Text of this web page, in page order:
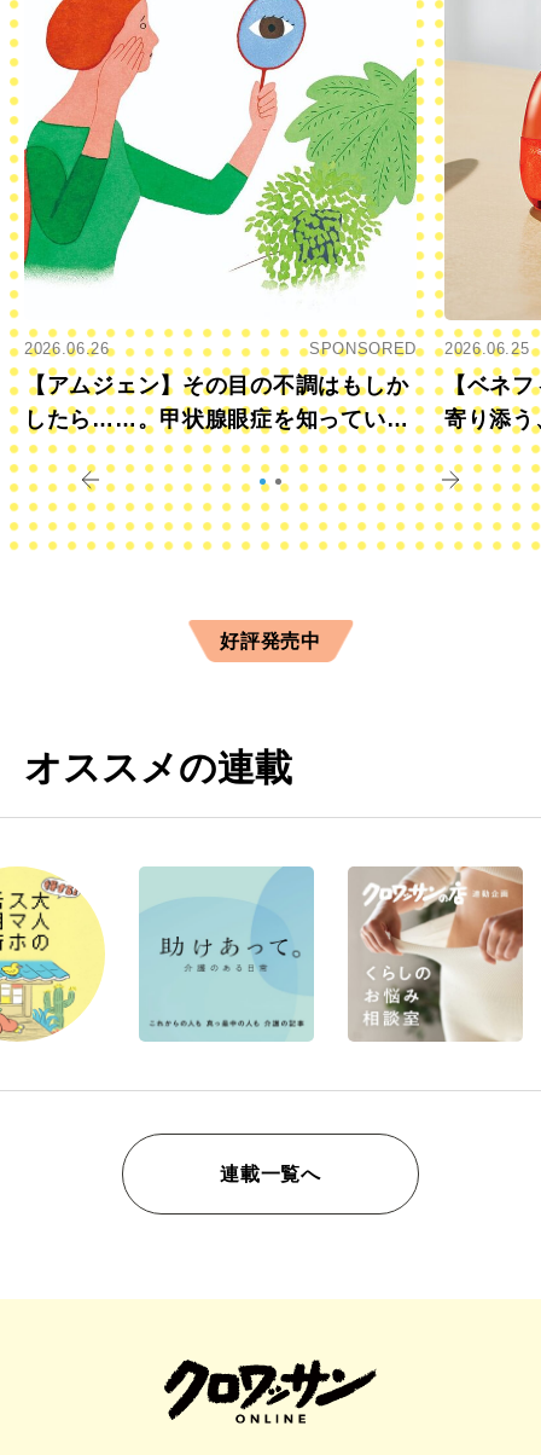
2026.06.26 SPONSORED
【アムジェン】その目の不調はもしか
したら……。甲状腺眼症を知っていま
すか？
2026.06.25
【ベネフ
寄り添う
きに
好評発売中
オススメの連載
連載一覧へ